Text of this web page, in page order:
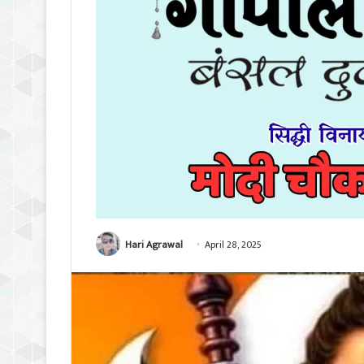
Hari Agrawal April 28, 2025